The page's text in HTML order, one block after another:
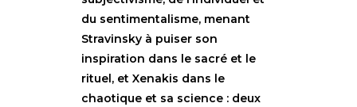
du sentimentalisme, menant
Stravinsky à puiser son
inspiration dans le sacré et le
rituel, et Xenakis dans le
chaotique et sa science : deux